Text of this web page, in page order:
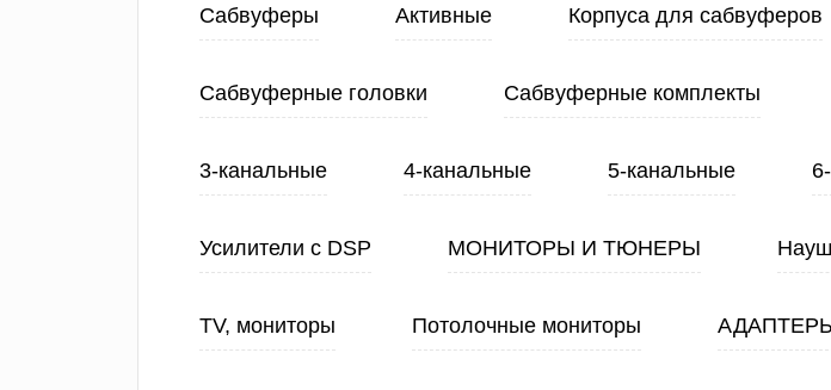
Сабвуферы Активные Корпуса для сабвуферов
Сабвуферные головки Сабвуферные комплекты
3-канальные 4-канальные 5-канальные
Усилители с DSP МОНИТОРЫ И ТЮНЕРЫ
TV, мониторы Потолочные мониторы